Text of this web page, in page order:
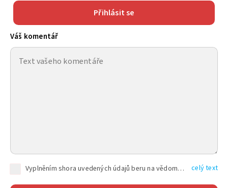
Přihlásit se
Váš komentář
Vyplněním shora uvedených údajů beru na vědomí, že společnost TEXT FACTORY s.r.o., sídlem Brno, Durďákova 336/29, Černá Pole, PSČ: 613 00, IČ: 06157831, zapsané u Krajského soudu v Brně, oddíl C, vložka 100399, bude zpracovávat mé osobní údaje uvedené v rámci mnou vyplněného registračního formuláře na základě oprávněných zájmů TEXT FACTORY s.r.o. dle čl. 6 odst. 1 písm. f) GDPR a pro splnění právních povinností (čl. 6 odst. 1 písm. c) GDPR), a to pro tyto účely: nezbytnost zajistit oprávnění návštěvníka webových stránek provozovaných společností TEXT FACTORY s.r.o. přispívat aktivně ke zveřejněným článkům nebo v rámci diskusních fór a výkon práv TEXT FACTORY s.r.o. jako administrátora těchto diskusních fór. Více informací o zpracování osobních údajů a právech lze nalézt v celý text